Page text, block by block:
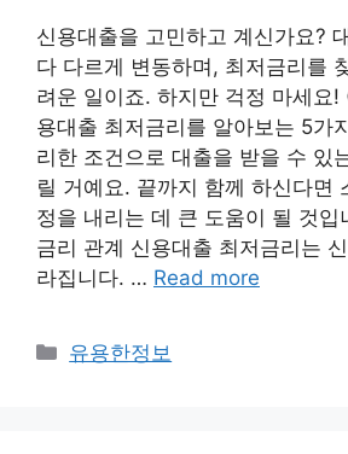
신용대출을 고민하고 계신가요?
다 다르게 변동하며, 최저금리를
려운 일이죠. 하지만 걱정 마세요!
용대출 최저금리를 알아보는 5가
리한 조건으로 대출을 받을 수 있
릴 거예요. 끝까지 함께 하신다면
정을 내리는 데 큰 도움이 될 것입
금리 관계 신용대출 최저금리는
라집니다. … Read more
Categories
유용한정보